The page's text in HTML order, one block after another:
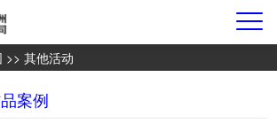
>> 其他活动
案例